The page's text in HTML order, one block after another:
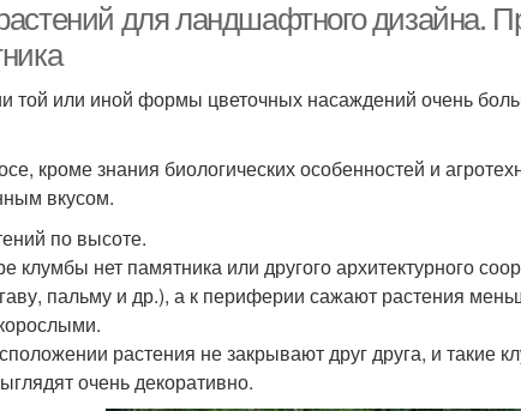
для ландшафтного дизайна.
той или иной формы цветочных насаждений очень
кроме знания биологических особенностей и
вкусом.
по высоте.
клумбы нет памятника или другого архитектурного
пальму и др.), а к периферии сажают растения
растения не закрывают друг друга, и такие
очень декоративно.